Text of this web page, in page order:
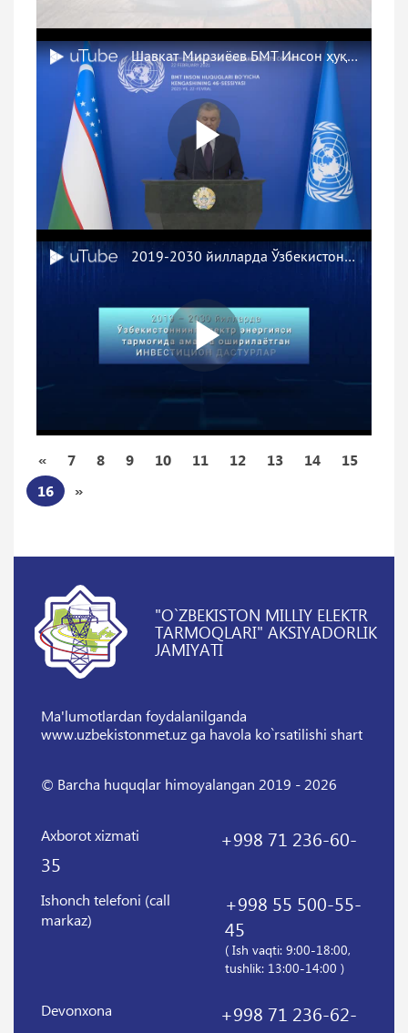
« 7 8 9 10 11 12 13 14
15
16
»
"O`ZBEKISTON MILLIY ELEKTR
TARMOQLARI" AKSIYADORLIK
JAMIYATI
Ma'lumotlardan foydalanilganda
www.uzbekistonmet.uz ga havola ko`rsatilishi shart
© Barcha huquqlar himoyalangan 2019 - 2026
Axborot xizmati
+998 71 236-60-
35
Ishonch telefoni (call
markaz)
+998 55 500-55-
45
( Ish vaqti: 9:00-18:00,
tushlik: 13:00-14:00 )
Devonxona
+998 71 236-62-